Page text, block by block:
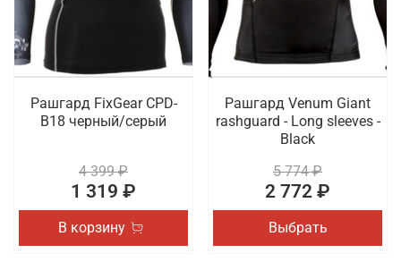
Рашгард FixGear CPD-
B18 черный/серый
4 399 ₽
1 319 ₽
В корзину
Рашгард Venum Giant
rashguard - Long sleeves -
Black
5 774 ₽
2 772 ₽
Выбрать